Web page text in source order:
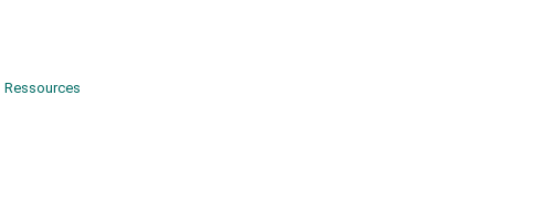
Ressources